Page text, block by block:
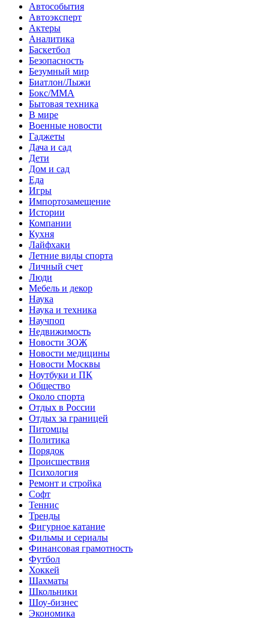
Автособытия
Автоэксперт
Актеры
Аналитика
Баскетбол
Безопасность
Безумный мир
Биатлон/Лыжи
Бокс/MMA
Бытовая техника
В мире
Военные новости
Гаджеты
Дача и сад
Дети
Дом и сад
Еда
Игры
Импортозамещение
Истории
Компании
Кухня
Лайфхаки
Летние виды спорта
Личный счет
Люди
Мебель и декор
Наука
Наука и техника
Научпоп
Недвижимость
Новости ЗОЖ
Новости медицины
Новости Москвы
Ноутбуки и ПК
Общество
Около спорта
Отдых в России
Отдых за границей
Питомцы
Политика
Порядок
Происшествия
Психология
Ремонт и стройка
Софт
Теннис
Тренды
Фигурное катание
Фильмы и сериалы
Финансовая грамотность
Футбол
Хоккей
Шахматы
Школьники
Шоу-бизнес
Экономика